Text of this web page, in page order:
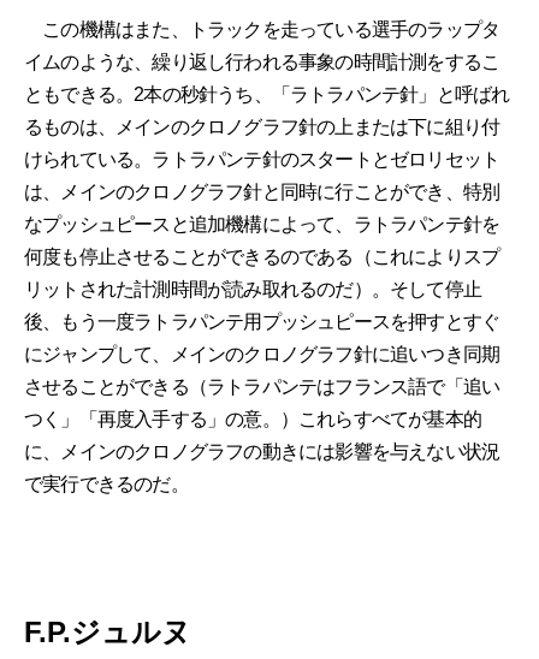
この機構はまた、トラックを走っている選手のラップタ
イムのような、繰り返し行われる事象の時間計測をするこ
ともできる。2本の秒針うち、「ラトラパンテ針」と呼ばれ
るものは、メインのクロノグラフ針の上または下に組り付
けられている。ラトラパンテ針のスタートとゼロリセット
は、メインのクロノグラフ針と同時に行ことができ、特別
なプッシュピースと追加機構によって、ラトラパンテ針を
何度も停止させることができるのである（これによりスプ
リットされた計測時間が読み取れるのだ）。そして停止
後、もう一度ラトラパンテ用プッシュピースを押すとすぐ
にジャンプして、メインのクロノグラフ針に追いつき同期
させることができる（ラトラパンテはフランス語で「追い
つく」「再度入手する」の意。）これらすべてが基本的
に、メインのクロノグラフの動きには影響を与えない状況
で実行できるのだ。
F.P.ジュルヌ